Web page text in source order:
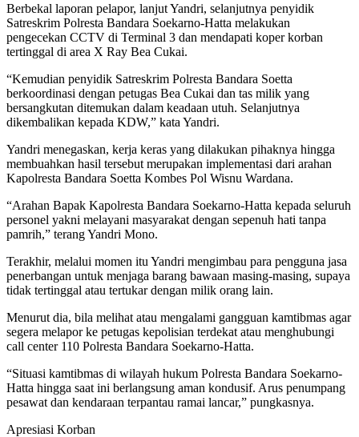
Berbekal laporan pelapor, lanjut Yandri, selanjutnya penyidik
Satreskrim Polresta Bandara Soekarno-Hatta melakukan
pengecekan CCTV di Terminal 3 dan mendapati koper korban
tertinggal di area X Ray Bea Cukai.
“Kemudian penyidik Satreskrim Polresta Bandara Soetta
berkoordinasi dengan petugas Bea Cukai dan tas milik yang
bersangkutan ditemukan dalam keadaan utuh. Selanjutnya
dikembalikan kepada KDW,” kata Yandri.
Yandri menegaskan, kerja keras yang dilakukan pihaknya hingga
membuahkan hasil tersebut merupakan implementasi dari arahan
Kapolresta Bandara Soetta Kombes Pol Wisnu Wardana.
“Arahan Bapak Kapolresta Bandara Soekarno-Hatta kepada seluruh
personel yakni melayani masyarakat dengan sepenuh hati tanpa
pamrih,” terang Yandri Mono.
Terakhir, melalui momen itu Yandri mengimbau para pengguna jasa
penerbangan untuk menjaga barang bawaan masing-masing, supaya
tidak tertinggal atau tertukar dengan milik orang lain.
Menurut dia, bila melihat atau mengalami gangguan kamtibmas agar
segera melapor ke petugas kepolisian terdekat atau menghubungi
call center 110 Polresta Bandara Soekarno-Hatta.
“Situasi kamtibmas di wilayah hukum Polresta Bandara Soekarno-
Hatta hingga saat ini berlangsung aman kondusif. Arus penumpang
pesawat dan kendaraan terpantau ramai lancar,” pungkasnya.
Apresiasi Korban